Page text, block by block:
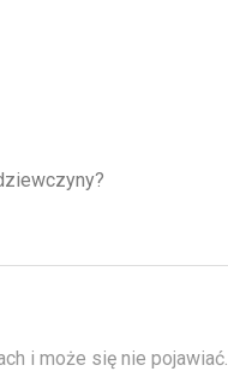
i może się nie